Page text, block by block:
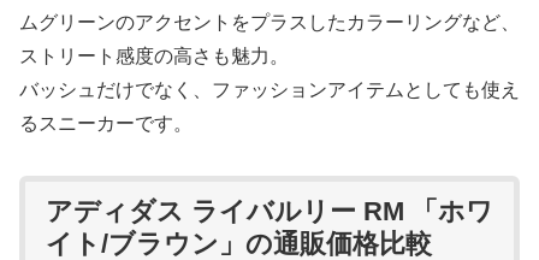
ムグリーンのアクセントをプラスしたカラーリングなど、
ストリート感度の高さも魅力。
バッシュだけでなく、ファッションアイテムとしても使え
るスニーカーです。
アディダス ライバルリー RM 「ホワ
イト/ブラウン」の通販価格比較